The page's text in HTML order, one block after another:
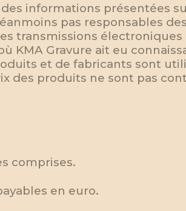
informations présentées
pas responsables des
transmissions électroniques
KMA Gravure ait eu
et de fabricants sont
des produits ne sont pas
comprises.
en euro.